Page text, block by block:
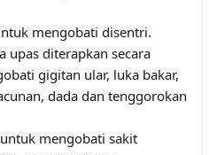
mengobati disentri.
upas diterapkan secara
gigitan ular, luka bakar,
dada dan tenggorokan
mengobati sakit